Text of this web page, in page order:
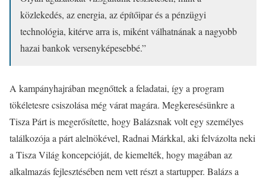
közlekedés, az energia, az építőipar és a pénzügyi
technológia, kitérve arra is, miként válhatnának a nagyobb
hazai bankok versenyképesebbé.”
A kampányhajrában megnőttek a feladatai, így a program
tökéletesre csiszolása még várat magára. Megkeresésünkre a
Tisza Párt is megerősítette, hogy Balázsnak volt egy személyes
találkozója a párt alelnökével, Radnai Márkkal, aki felvázolta neki
a Tisza Világ koncepcióját, de kiemelték, hogy magában az
alkalmazás fejlesztésében nem vett részt a startupper. Balázs a